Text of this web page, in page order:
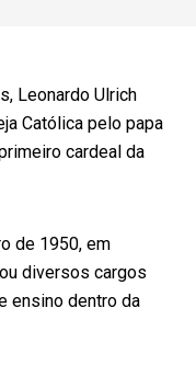
Leonardo Ulrich
Católica pelo papa
cardeal da
de 1950, em
diversos cargos
ensino dentro da